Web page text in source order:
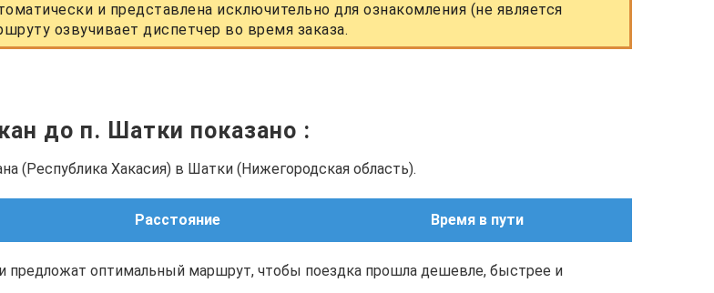
и представлена исключительно для ознакомления (не является
озвучивает диспетчер во время заказа.
до п. Шатки показано :
(Республика Хакасия) в Шатки (Нижегородская область).
Расстояние Время в пути
оптимальный маршрут, чтобы поездка прошла дешевле, быстрее и